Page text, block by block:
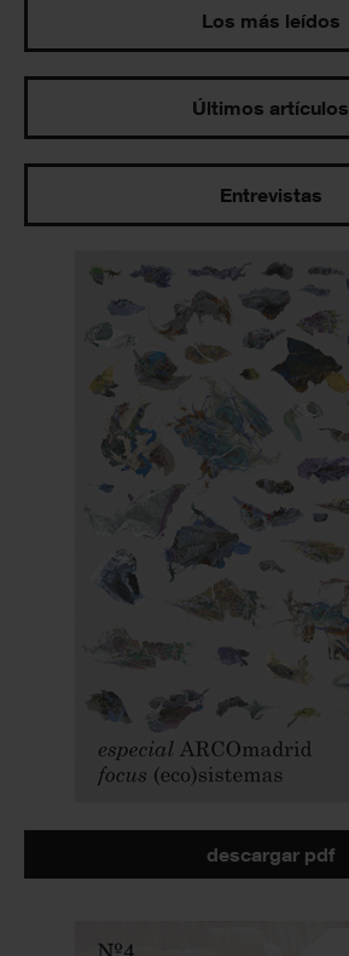
Los más leídos
Últimos artículos
Entrevistas
descargar pdf